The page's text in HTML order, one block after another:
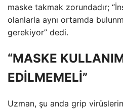
maske takmak zorundadır;
olanlarla aynı ortamda
gerekiyor” dedi.
“MASKE
EDİLMEMELİ”
Uzman, şu anda grip